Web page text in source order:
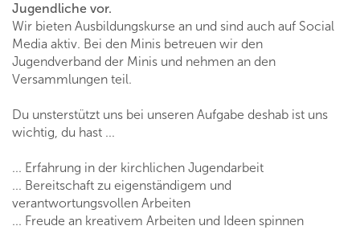
Jugendliche vor.
Wir bieten Ausbildungskurse an und sind auch auf Social
Media aktiv. Bei den Minis betreuen wir den
Jugendverband der Minis und nehmen an den
Versammlungen teil.
Du unsterstützt uns bei unseren Aufgabe deshab ist uns
wichtig, du hast ...
... Erfahrung in der kirchlichen Jugendarbeit
... Bereitschaft zu eigenständigem und
verantwortungsvollen Arbeiten
... Freude an kreativem Arbeiten und Ideen spinnen